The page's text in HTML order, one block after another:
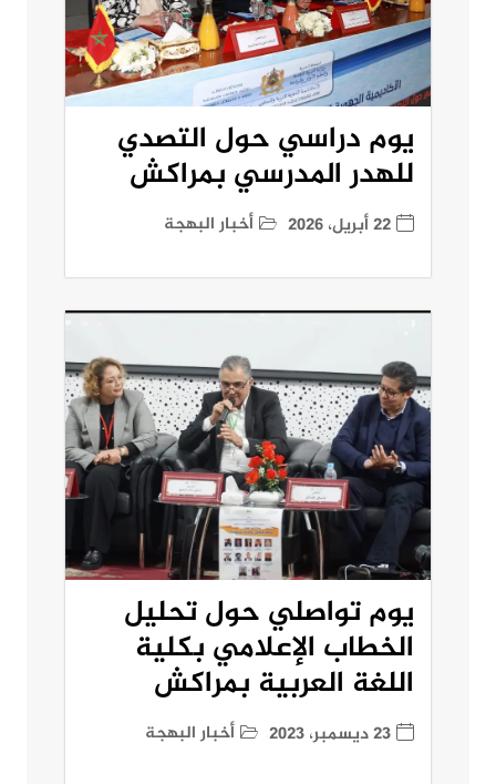
يوم دراسي حول التصدي
للهدر المدرسي بمراكش
22 أبريل، 2026 أخبار البهجة
يوم تواصلي حول تحليل
الخطاب الإعلامي بكلية
اللغة العربية بمراكش
23 ديسمبر، 2023 أخبار البهجة